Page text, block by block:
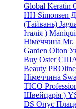
Global
HH Simonsen
(Тайвань)
Італія )
Німеччина Mr.
Garden Olton
Buy Oster США
Beauty
Німеччина
TICO
Швейцарія )
DS Опус